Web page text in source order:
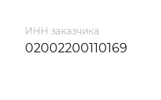
ИНН заказчика
02002200110169